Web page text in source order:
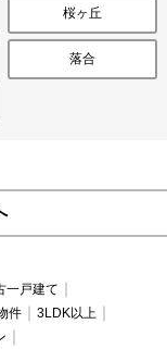
桜ヶ丘
落合
一戸建て
件
3LDK以上